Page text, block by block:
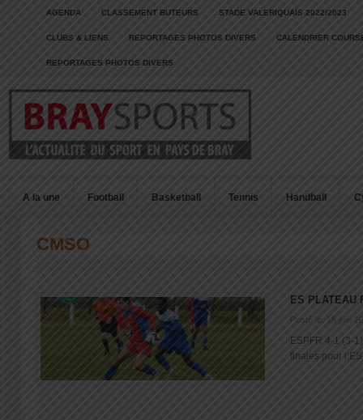
AGENDA CLASSEMENT BUTEURS STADE VALERIQUAIS 2022/2023
CLUBS & LIENS REPORTAGES PHOTOS DIVERS CALENDRIER
REPORTAGES PHOTOS DIVERS
A la une Football Basketball Tennis Handball
CMSO
ES PLATEAU
Posté le: 16 juin
ESPFR 4-1 (3-
finales pour